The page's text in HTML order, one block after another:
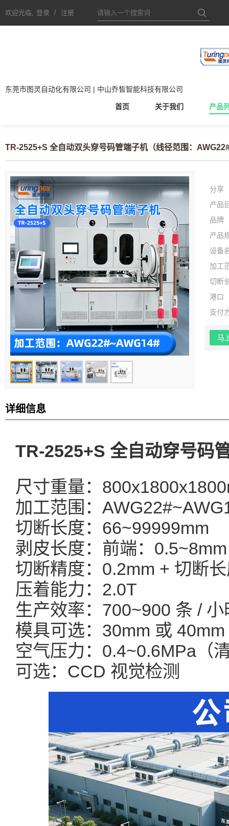
欢迎光临, 登录 / 注册
东莞市图灵自动化有限公司 | 中山乔皙智能科技有限公司
首页 关于我们 产品
TR-2525+S 全自动双头穿号码管端子机（线径范围：
分享
产品
品牌
产品
设备
加工
切断
港口
支付
马
详细信息
TR-2525+S 全自动穿号码
尺寸重量：
加工范围：
切断长度：66~99999mm
剥皮长度：前端：
切断精度：0.2mm + 切断
压着能力：2.0T
生产效率：700~900 条 /
模具可选：30mm 或 40mm
空气压力：0.4~0.6MPa（
可选：CCD 视觉检测